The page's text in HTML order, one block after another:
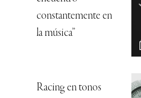
constantemente en
la música”
Racing en tonos